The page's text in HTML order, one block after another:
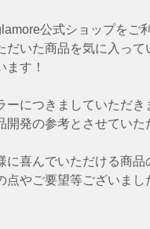
公式ショップをご
だいた商品を気に入っ
ます！
ーにつきましていただき
開発の参考とさせていた
に喜んでいただける商品
点やご要望等ございま